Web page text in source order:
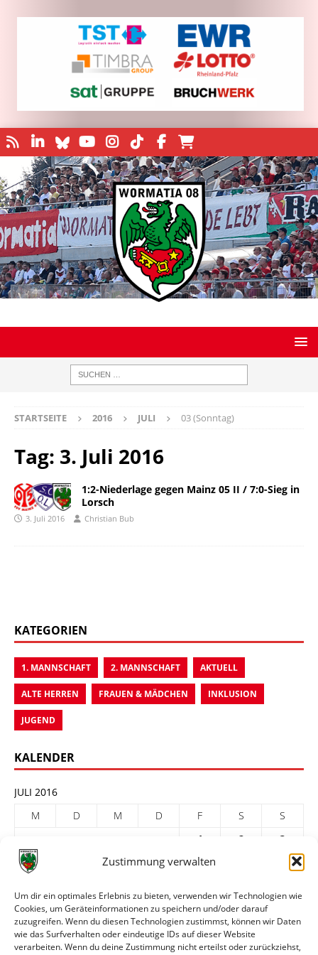
Zustimmung verwalten
Um dir ein optimales Erlebnis zu bieten, verwenden wir Technologien wie
Cookies, um Geräteinformationen zu speichern und/oder darauf
zuzugreifen. Wenn du diesen Technologien zustimmst, können wir Daten
wie das Surfverhalten oder eindeutige IDs auf dieser Website
verarbeiten. Wenn du deine Zustimmung nicht erteilst oder zurückziehst,
STARTSEITE 2016 JULI 03 (Sonntag)
Tag: 3. Juli 2016
1:2-Niederlage gegen Mainz 05 II / 7:0-Sieg in
Lorsch
3. Juli 2016 Christian Bub
KATEGORIEN
1. MANNSCHAFT 2. MANNSCHAFT AKTUELL
ALTE HERREN FRAUEN & MÄDCHEN INKLUSION
JUGEND
KALENDER
JULI 2016
M
D M D F S
S
1
2
3
4
6 7 8
18
19 20 21 22 23
25
26 27 28 29 30